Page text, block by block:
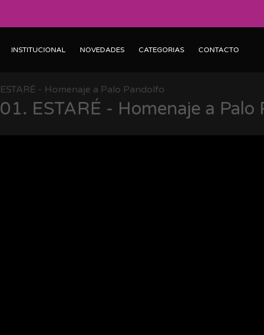
INSTITUCIONAL NOVEDADES CATEGORIAS CONTACTO
ESTARÉ - Homenaje a Palo Pandolfo
01. ESTARÉ - Homenaje a Palo